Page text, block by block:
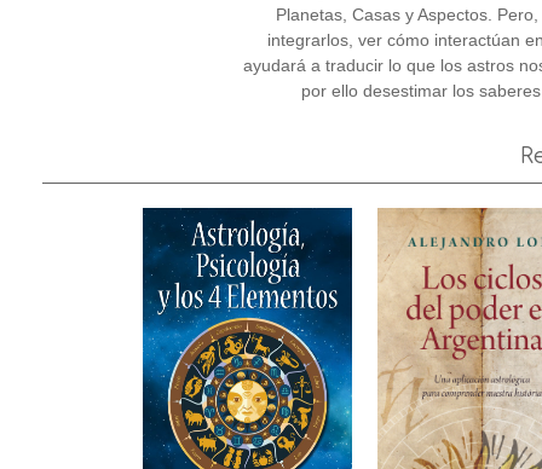
Planetas, Casas y Aspectos.
integrarlos, ver cómo interactúan
ayudará a traducir lo que los astros
por ello desestimar los